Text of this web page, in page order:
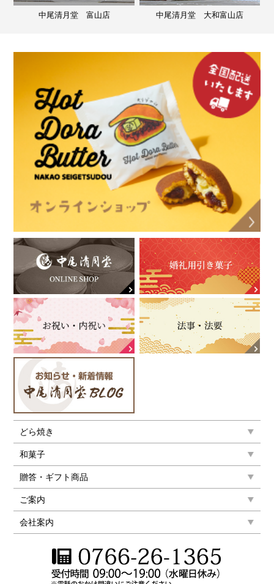
中尾清月堂 富山店 中尾清月堂 大和富山店
どら焼き
和菓子
贈答・ギフト商品
ご案内
会社案内